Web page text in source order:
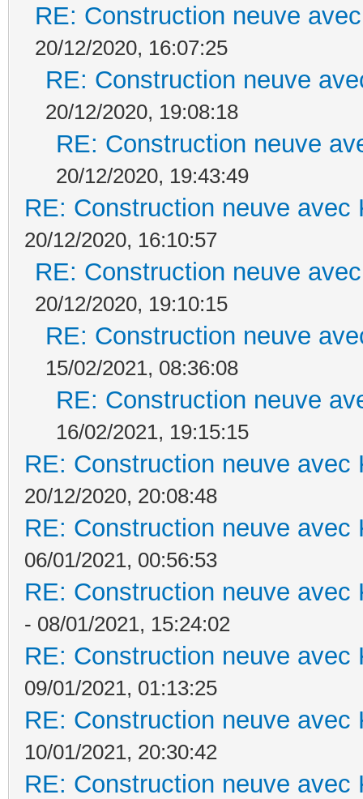
RE: Construction neuve
20/12/2020, 16:07:25
RE: Construction neuve
20/12/2020, 19:08:18
RE: Construction neuve
20/12/2020, 19:43:49
RE: Construction neuve avec
20/12/2020, 16:10:57
RE: Construction neuve
20/12/2020, 19:10:15
RE: Construction neuve
15/02/2021, 08:36:08
RE: Construction neuve
16/02/2021, 19:15:15
RE: Construction neuve avec
20/12/2020, 20:08:48
RE: Construction neuve avec
06/01/2021, 00:56:53
RE: Construction neuve avec
- 08/01/2021, 15:24:02
RE: Construction neuve avec
09/01/2021, 01:13:25
RE: Construction neuve avec
10/01/2021, 20:30:42
RE: Construction neuve avec